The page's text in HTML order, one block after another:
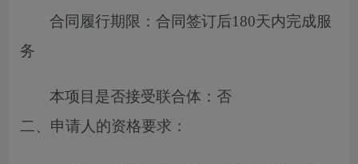
合同履行期限：合同签订后180天内完成服
务
本项目 是否接受联合体 ：否
二、申请人的资格要求 ：